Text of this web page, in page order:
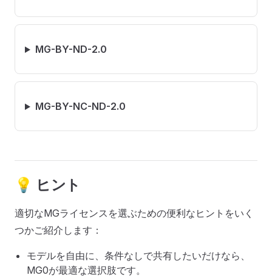
MG-BY-ND-2.0
MG-BY-NC-ND-2.0
💡 ヒント
適切なMGライセンスを選ぶための便利なヒントをいく
つかご紹介します：
モデルを自由に、条件なしで共有したいだけなら、
MG0が最適な選択肢です。